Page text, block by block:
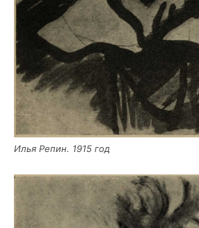
Илья Репин. 1915 год